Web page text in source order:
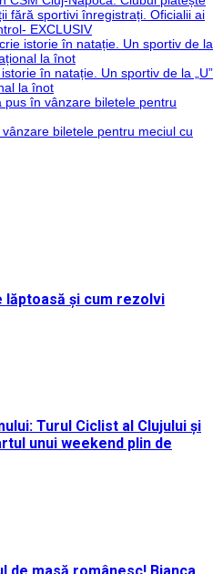
fără sportivi înregistrați. Oficialii ai
EXCLUSIV
istorie în natație. Un sportiv de la
la înot
în natație. Un sportiv de la „U”
la înot
pus în vânzare biletele pentru
vânzare biletele pentru meciul cu
lăptoasă și cum rezolvi
Turul Ciclist al Clujului și
unui weekend plin de